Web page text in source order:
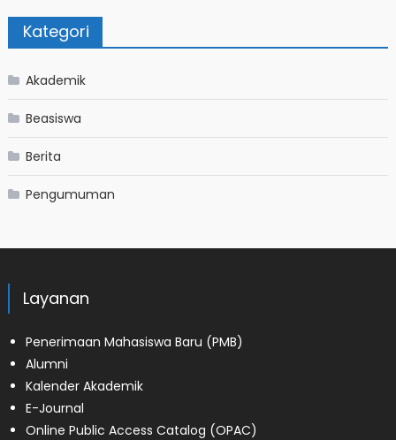
Kategori
Akademik
Beasiswa
Berita
Pengumuman
Layanan
Penerimaan Mahasiswa Baru (PMB)
Alumni
Kalender Akademik
E-Journal
Online Public Access Catalog (OPAC)